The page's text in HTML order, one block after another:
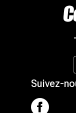
Suivez-